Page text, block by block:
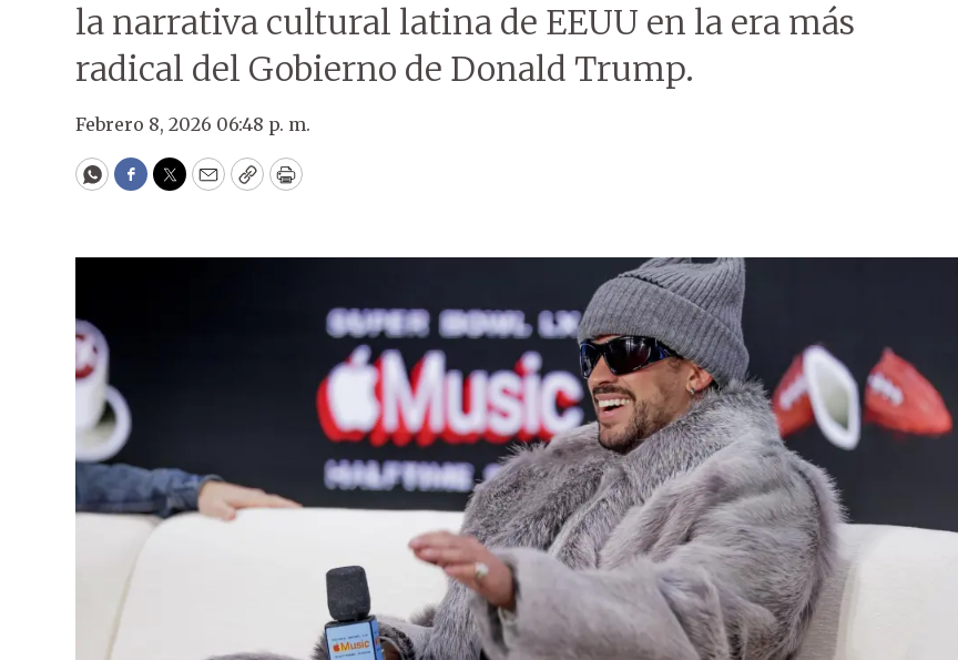
la narrativa cultural latina de EEUU en la era más
radical del Gobierno de Donald Trump.
Febrero 8, 2026 06:48 p. m.
WhatsApp
Facebook
Twitter
EmailCopyPrint